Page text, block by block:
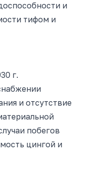
и
тифом и
г.
и отсутствие
побегов
цингой и